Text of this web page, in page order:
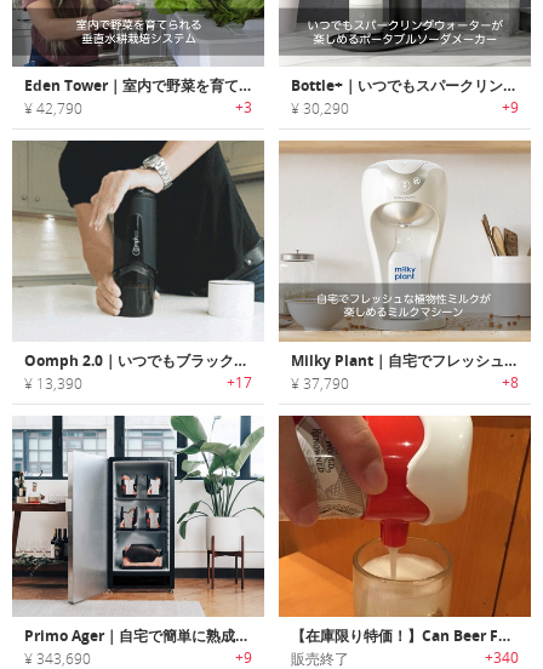
Eden Tower｜室内で野菜を育てられる垂直水耕栽培システム「エデンタワー」
¥ 42,790 +3
Bottle+｜いつでもスパークリングウォーターが楽しめるポータブルソーダメーカー「ボトルプラス」
¥ 30,290 +9
Oomph 2.0｜いつでもブラックコーヒーが楽しめる2-in-1のコーヒーメーカー「オーフ2.0」
¥ 13,390 +17
Milky Plant｜自宅でフレッシュな植物性ミルクが楽しめるミルクマシーン「ミルキープラント」
¥ 37,790 +8
Primo Ager｜自宅で簡単に熟成肉が楽しめるドライエイジングシステム「プリモエージャー」
¥ 343,690 +9
【在庫限り特価！】Can Beer Former｜キュートな泡型超音波ビアフォーマー「カンビアフォーマー」
販売終了 +340